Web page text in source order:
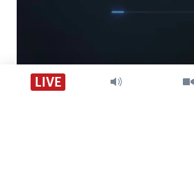
LIVE
Descarga VOA +